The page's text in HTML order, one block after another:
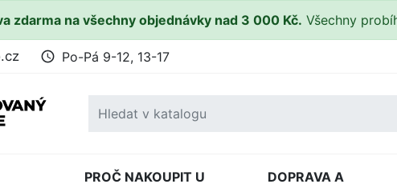
zdarma na všechny objednávky nad 3 000 Kč. Všechny
access_time Po-Pá 9-12, 13-17
PROČ NAKOUPIT U
DOPRAVA A